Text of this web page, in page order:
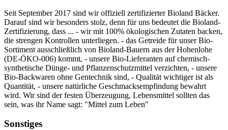
Seit September 2017 sind wir offiziell zertifizierter Bioland Bäcker.
Darauf sind wir besonders stolz, denn für uns bedeutet die Bioland-
Zertifizierung, dass ... - wir mit 100% ökologischen Zutaten backen,
die strengen Kontrollen unterliegen. - das Getreide für unser Bio-
Sortiment ausschließlich von Bioland-Bauern aus der Hohenlohe
(DE-ÖKO-006) kommt, - unsere Bio-Lieferanten auf chemisch-
synthetische Dünge- und Pflanzenschutzmittel verzichten, - unsere
Bio-Backwaren ohne Gentechnik sind, - Qualität wichtiger ist als
Quantität, - unsere natürliche Geschmacksempfindung bewahrt
wird. Wir sind der festen Überzeugung, Lebensmittel sollten das
sein, was ihr Name sagt: "Mittel zum Leben"
Sonstiges